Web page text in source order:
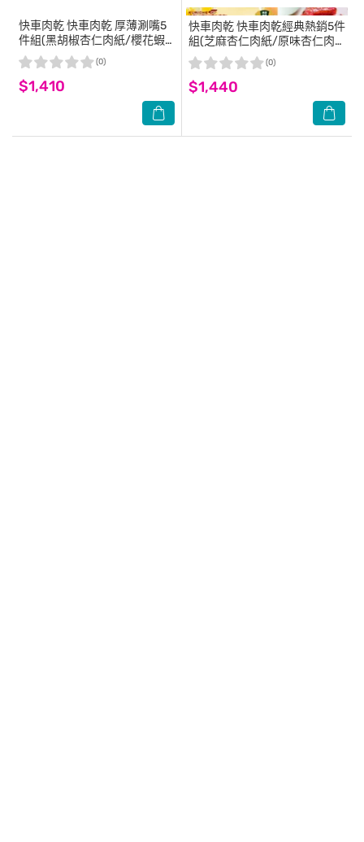
快車肉乾快車肉乾 厚薄涮嘴5
件組(黑胡椒杏仁肉紙/櫻花蝦
杏仁肉紙/海苔杏仁肉紙招牌特
厚蜜汁肉乾) 零食 伴手禮
$1,410
(0)
快車肉乾快車肉乾經典熱銷5件
組(芝麻杏仁肉紙/原味杏仁肉
紙/招牌特厚蜜汁肉乾/招牌特
厚黑胡椒肉乾/元氣條) 伴手禮
零食
$1,440
(0)